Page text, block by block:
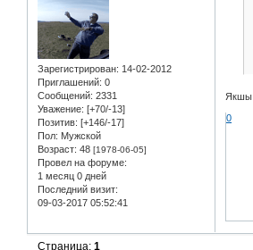
Зарегистрирован: 14-02-2012
Приглашений: 0
Сообщений: 2331
Уважение: [+70/-13]
Позитив: [+146/-17]
Пол: Мужской
Возраст: 48 [1978-06-05]
Провел на форуме:
1 месяц 0 дней
Последний визит:
09-03-2017 05:52:41
Якшы
0
Страница:1